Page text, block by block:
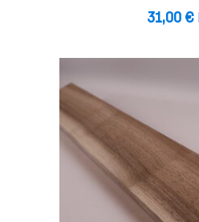
31,00 €